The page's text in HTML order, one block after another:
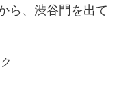
ら、渋谷門を出て